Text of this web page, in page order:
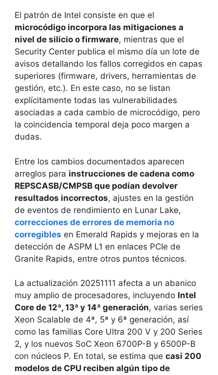
El patrón de Intel consiste en que el
microcódigo incorpora las mitigaciones a
nivel de silicio o firmware, mientras que el
Security Center publica el mismo día un lote de
avisos detallando los fallos corregidos en capas
superiores (firmware, drivers, herramientas de
gestión, etc.). En este caso, no se listan
explícitamente todas las vulnerabilidades
asociadas a cada cambio de microcódigo, pero
la coincidencia temporal deja poco margen a
dudas.
Entre los cambios documentados aparecen
arreglos para instrucciones de cadena como
REPSCASB/CMPSB que podían devolver
resultados incorrectos, ajustes en la gestión
de eventos de rendimiento en Lunar Lake,
correcciones de errores de memoria no
corregibles en Emerald Rapids y mejoras en la
detección de ASPM L1 en enlaces PCIe de
Granite Rapids, entre otros puntos técnicos.
La actualización 20251111 afecta a un abanico
muy amplio de procesadores, incluyendo Intel
Core de 12ª, 13ª y 14ª generación, varias series
Xeon Scalable de 4ª, 5ª y 6ª generación, así
como las familias Core Ultra 200 V y 200 Series
2, y los nuevos SoC Xeon 6700P-B y 6500P-B
con núcleos P. En total, se estima que casi 200
modelos de CPU reciben algún tipo de